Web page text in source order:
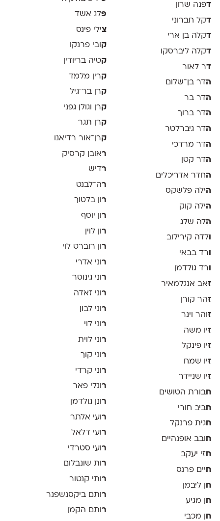
דפנה שרון
דקל חברוני
דקלה בן ארי
דקלה ליברסקו
דר לאור
הדר בן־שלום
הדר בר
הדר ברוך
הדר גיברלטר
הדר מרדכי
הדר קטן
החדר אדריכלים
הילה פלשקס
הילה קוק
הִלה שלג
לדה קירילוב
רד בבאי
ורד גולדמן
זאב אנגלמאיר
זהר קורן
זוהר וינר
זיו משה
זיו פינקל
זיו שמח
זיו שניידר
חבורת הטושים
חביב חורי
חגית פרנקל
ח ובב אופנהיים
חזי יעקב
ח יים פרנס
ח
ן ליבמן
ח ן מגיע
ח
ן מכבי
פלג אשד
צילי פינס
קובי פרנקו
קטיה בריודין
קרין מלמד
קרן בר־גיל
קרן וגולן גפני
קרן תגר
קרן־אור רדיאנו
ראובן קרסיק
רדיש
רה־לבנט
רון בלטוך
ר ון יוסף
רון לוין
ר ון רוברט לוי
ר וני אדרי
רוני גינוסר
ר וני זאדה
רוני לבון
ר וני לוי
ר וני לוית
רוני קוך
ר וני קרדי
רונלי פאר
ר ונן גולדמן
ר ועי אלתר
רועי דלאל
ר ועי סטרדי
רות שונבלום
ר ותי קנטור
ר ותם ביקסנשפנר
רותם הקמן